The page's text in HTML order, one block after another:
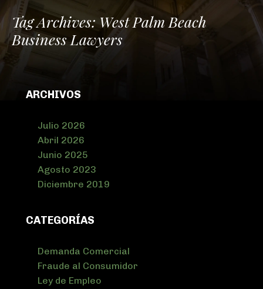
Tag Archives: West Palm Beach
Business Lawyers
ARCHIVOS
Julio 2026
Abril 2026
Junio 2025
Agosto 2023
Diciembre 2019
CATEGORÍAS
Demanda Comercial
Fraude al Consumidor
Ley de Empleo